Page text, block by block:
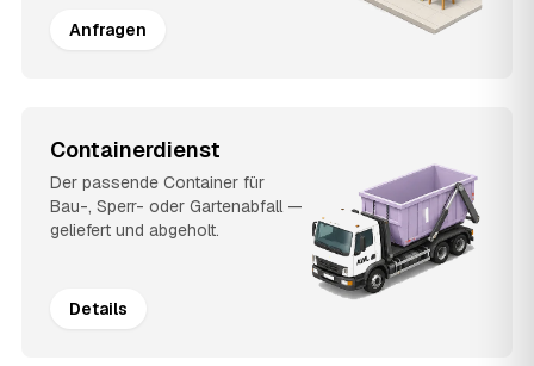
Anfragen
Containerdienst
Der passende Container für
Bau-, Sperr- oder Gartenabfall —
geliefert und abgeholt.
Details